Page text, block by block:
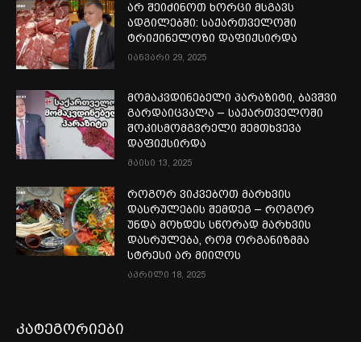
არ შეიძინოთ ხორცი მსგავს
ადგილებში: საქართველოში
ტრიქინელოზი დაფიქსირდა
იანვარი 29, 2025
მომაკვდინებელი პარაზიტი, ბავშვი
გარდაიცვალა – საქართველოში
შოკისმომგვრელი შემთხვევა
დაფიქსირდა
მაისი 13, 2025
როგორ ვიკვებოთ მარხვის
დასრულების შემდეგ – როგორ
უნდა მოხდეს სწორად მარხვის
დასრულება, რომ ორგანიზმმა
სტრესი არ მიიღოს
აპრილი 18, 2025
კატეგორიები